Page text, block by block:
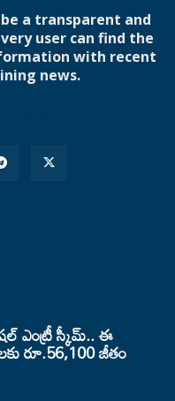
a transparent and
user can find the
with recent
news.
ఎంట్రీ స్కీమ్.. ఈ
రూ.56,100 జీతం